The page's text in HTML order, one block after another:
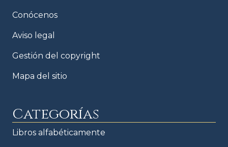
Conócenos
Aviso legal
Gestión del copyright
Mapa del sitio
Categorías
Libros alfabéticamente